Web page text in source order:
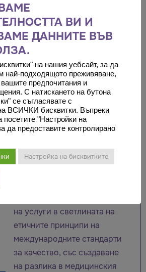
идеята да се превърне в
лидер в здравеопазването
и референтен център не
само за Турция, но и в
света.
Група болници
Meмориал Здравна Група ,
на услуги в светлината на
етичните принципи на
международните стандарти
за качество, със създаване
на разлика в медицинския
ВИ И
ДАННИТЕ ВЪВ
на нашия уебсайт, за да
най-подходящото преживяване,
предпочитания и
С натискането на бутона
се съгласявате с
ВСИЧКИ бисквитки. Въпреки
посетите "Настройки на
да предоставите контролирано
Настройка на бисквитките